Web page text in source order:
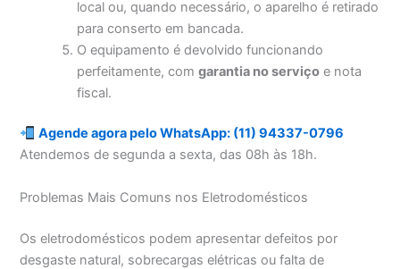
local ou, quando necessário, o aparelho é retirado
para conserto em bancada.
O equipamento é devolvido funcionando
perfeitamente, comgarantia no serviço e nota
fiscal.
Agende agora pelo WhatsApp: (11) 94337-0796
Atendemos de segunda a sexta, das 08h às 18h.
Problemas Mais Comuns nos Eletrodomésticos
Os eletrodomésticos podem apresentar defeitos por
desgaste natural, sobrecargas elétricas ou falta de